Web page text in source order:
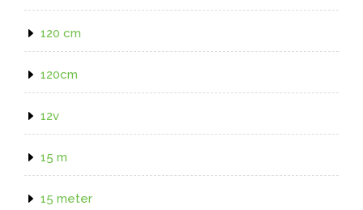
120 cm
120cm
12v
15 m
15 meter